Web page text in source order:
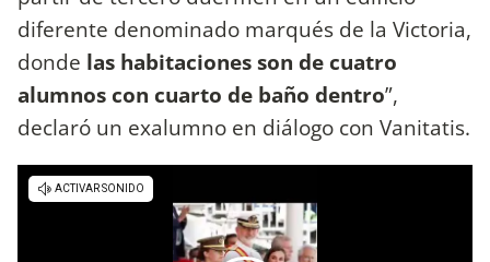
diferente denominado marqués de la Victoria,
donde las habitaciones son de cuatro
alumnos con cuarto de baño dentro”,
declaró un exalumno en diálogo con Vanitatis.